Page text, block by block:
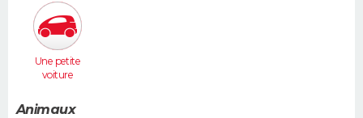
Une petite
voiture
Clio, 206...)
Animaux